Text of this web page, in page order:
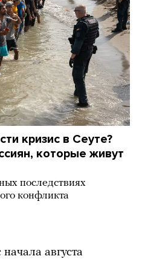
кризис в Сеуте?
которые живут
последствиях
конфликта
августа